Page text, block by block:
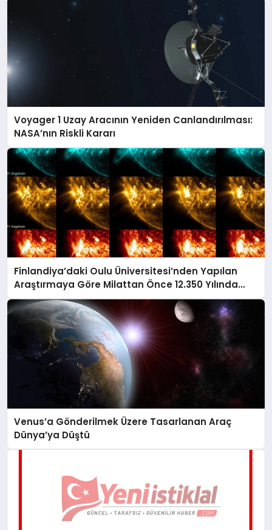
Voyager 1 Uzay Aracının Yeniden Canlandırılması:
NASA’nın Riskli Kararı
Finlandiya’daki Oulu Üniversitesi’nden Yapılan
Araştırmaya Göre Milattan Önce 12.350 Yılında
Büyük Bir Jeomanyetik Fırtına Yaşandı
Venus’a Gönderilmek Üzere Tasarlanan Araç
Dünya’ya Düştü